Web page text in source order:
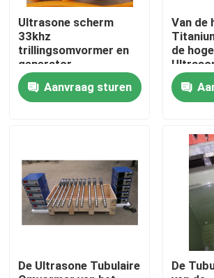
Huis
Ongeveer ons
Kwaliteitscontrole
Ultrasone scherm
33khz
trillingsomvormer en
generator
Aanvraag sturen
Van de
de
van
De Ultrasone Tubulaire
De